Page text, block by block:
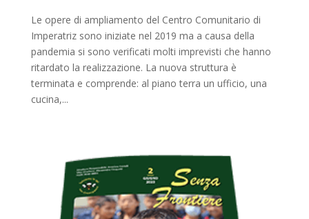
Le opere di ampliamento del Centro Comunitario di
Imperatriz sono iniziate nel 2019 ma a causa della
pandemia si sono verificati molti imprevisti che hanno
ritardato la realizzazione. La nuova struttura è
terminata e comprende: al piano terra un ufficio, una
cucina,...